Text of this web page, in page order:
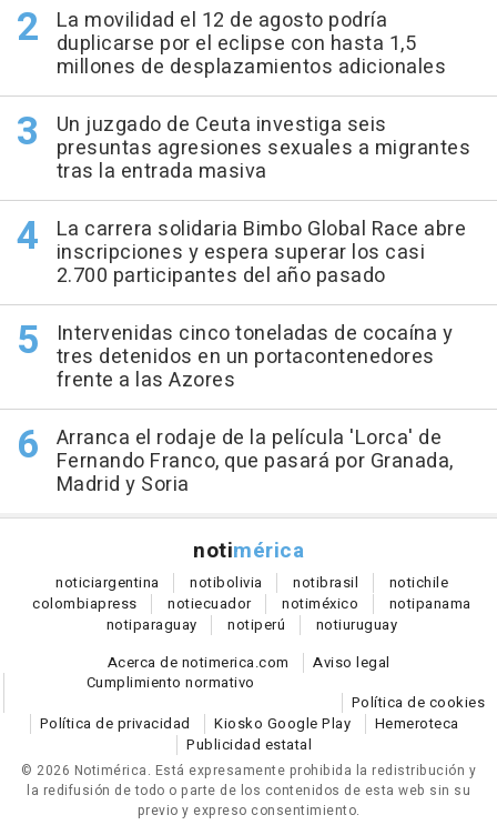
La movilidad el 12 de agosto podría
duplicarse por el eclipse con hasta 1,5
millones de desplazamientos adicionales
Un juzgado de Ceuta investiga seis
presuntas agresiones sexuales a migrantes
tras la entrada masiva
La carrera solidaria Bimbo Global Race abre
inscripciones y espera superar los casi
2.700 participantes del año pasado
Intervenidas cinco toneladas de cocaína y
tres detenidos en un portacontenedores
frente a las Azores
Arranca el rodaje de la película 'Lorca' de
Fernando Franco, que pasará por Granada,
Madrid y Soria
notimérica
noticiargentina notibolivia notibrasil notichile
colombiapress notiecuador notiméxico notipanama
notiparaguay notiperú notiuruguay
Acerca de notimerica.com
Aviso legal
Cumplimiento normativo
Política de cookies
Política de privacidad
Kiosko Google Play
Hemeroteca
Publicidad estatal
© 2026 Notimérica. Está expresamente prohibida la redistribución y
la redifusión de todo o parte de los contenidos de esta web sin su
previo y expreso consentimiento.